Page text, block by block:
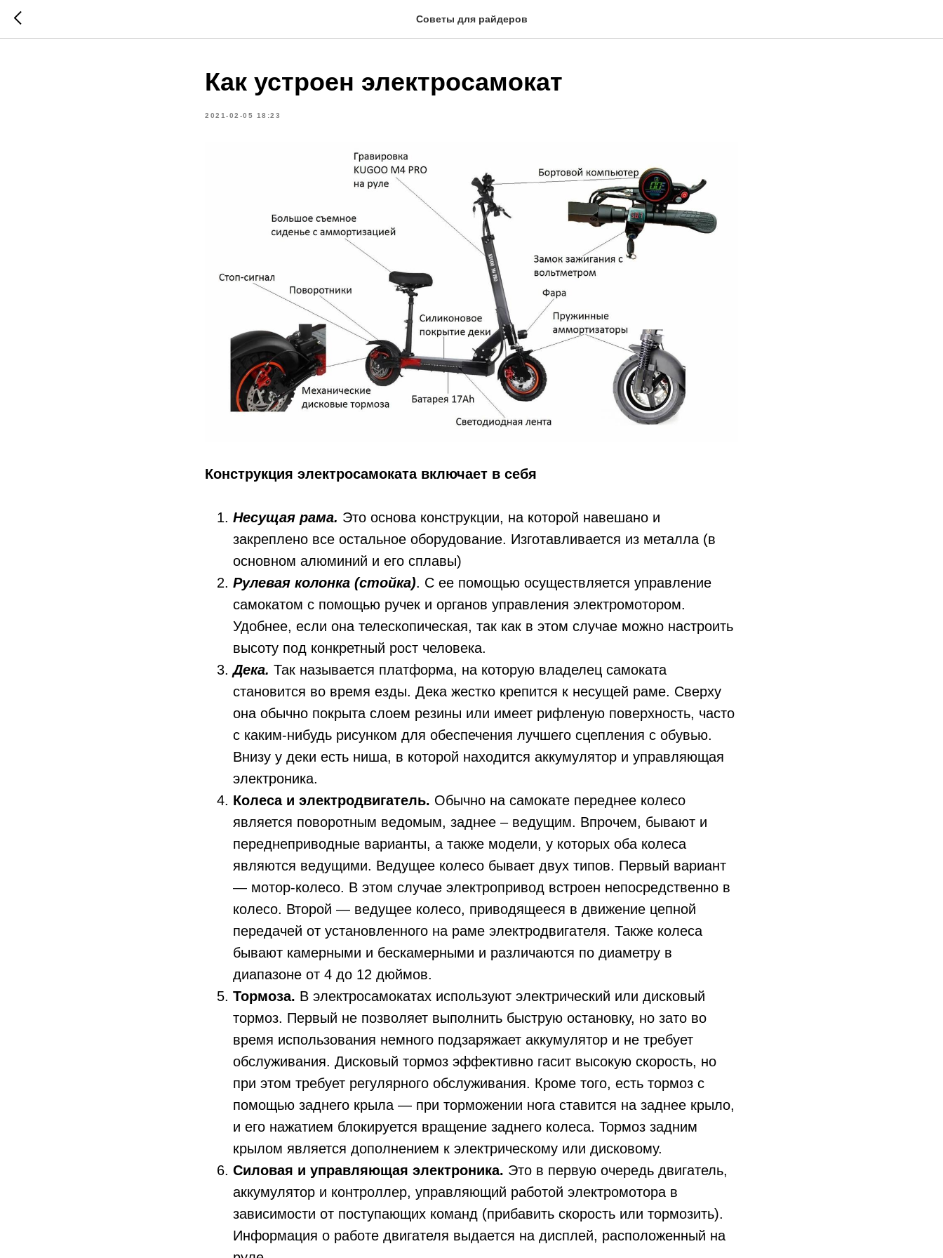
Советы для райдеров
Как устроен электросамокат
2021-02-05 18:23
Конструкция электросамоката включает в себя
Несущая рама. Это основа конструкции, на которой навешано и
закреплено все остальное оборудование. Изготавливается из металла (в
основном алюминий и его сплавы)
Рулевая колонка (стойка). С ее помощью осуществляется управление
самокатом с помощью ручек и органов управления электромотором.
Удобнее, если она телескопическая, так как в этом случае можно настроить
высоту под конкретный рост человека.
Дека. Так называется платформа, на которую владелец самоката
становится во время езды. Дека жестко крепится к несущей раме. Сверху
она обычно покрыта слоем резины или имеет рифленую поверхность, часто
с каким-нибудь рисунком для обеспечения лучшего сцепления с обувью.
Внизу у деки есть ниша, в которой находится аккумулятор и управляющая
электроника.
Колеса и электродвигатель. Обычно на самокате переднее колесо
является поворотным ведомым, заднее – ведущим. Впрочем, бывают и
переднеприводные варианты, а также модели, у которых оба колеса
являются ведущими. Ведущее колесо бывает двух типов. Первый вариант
— мотор-колесо. В этом случае электропривод встроен непосредственно в
колесо. Второй — ведущее колесо, приводящееся в движение цепной
передачей от установленного на раме электродвигателя. Также колеса
бывают камерными и бескамерными и различаются по диаметру в
диапазоне от 4 до 12 дюймов.
Тормоза. В электросамокатах используют электрический или дисковый
тормоз. Первый не позволяет выполнить быструю остановку, но зато во
время использования немного подзаряжает аккумулятор и не требует
обслуживания. Дисковый тормоз эффективно гасит высокую скорость, но
при этом требует регулярного обслуживания. Кроме того, есть тормоз с
помощью заднего крыла — при торможении нога ставится на заднее крыло,
и его нажатием блокируется вращение заднего колеса. Тормоз задним
крылом является дополнением к электрическому или дисковому.
Силовая и управляющая электроника. Это в первую очередь двигатель,
аккумулятор и контроллер, управляющий работой электромотора в
зависимости от поступающих команд (прибавить скорость или тормозить).
Информация о работе двигателя выдается на дисплей, расположенный на